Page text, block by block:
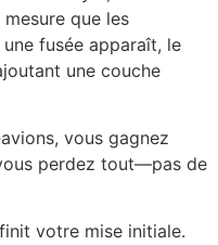
que les
fusée apparaît, le
une couche
vous gagnez
perdez tout—pas de
votre mise initiale.